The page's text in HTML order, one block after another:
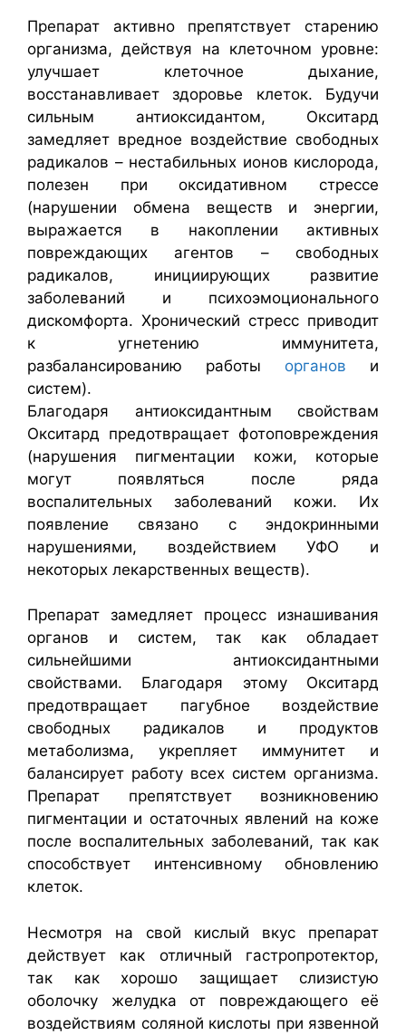
Препарат активно препятствует старению
организма, действуя на клеточном уровне:
улучшает клеточное дыхание,
восстанавливает здоровье клеток. Будучи
сильным антиоксидантом, Окситард
замедляет вредное воздействие свободных
радикалов – нестабильных ионов кислорода,
полезен при оксидативном стрессе
(нарушении обмена веществ и энергии,
выражается в накоплении активных
повреждающих агентов – свободных
радикалов, инициирующих развитие
заболеваний и психоэмоционального
дискомфорта. Хронический стресс приводит
к угнетению иммунитета,
разбалансированию работы органов и
систем).
Благодаря антиоксидантным свойствам
Окситард предотвращает фотоповреждения
(нарушения пигментации кожи, которые
могут появляться после ряда
воспалительных заболеваний кожи. Их
появление связано с эндокринными
нарушениями, воздействием УФО и
некоторых лекарственных веществ).
Препарат замедляет процесс изнашивания
органов и систем, так как обладает
сильнейшими антиоксидантными
свойствами. Благодаря этому Окситард
предотвращает пагубное воздействие
свободных радикалов и продуктов
метаболизма, укрепляет иммунитет и
балансирует работу всех систем организма.
Препарат препятствует возникновению
пигментации и остаточных явлений на коже
после воспалительных заболеваний, так как
способствует интенсивному обновлению
клеток.
Несмотря на свой кислый вкус препарат
действует как отличный гастропротектор,
так как хорошо защищает слизистую
оболочку желудка от повреждающего её
воздействиям соляной кислоты при язвенной